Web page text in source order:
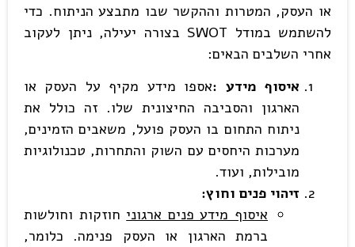
או העסק, המטרות וההקשר שבו מתבצע הניתוח. כדי
להשתמש במודל SWOT בצורה יעילה, ניתן לעקוב
אחרי השלבים הבאים:
איסוף מידע :אספו מידע מקיף על העסק או
הארגון והסביבה החיצונית שלו. זה כולל את
ניתוח התחום בו העסק פועל, משאבים הזמינים,
מערכות היחסים עם השוק והתחרות, טכנולוגיות
מובילות, ועוד.
זיהוי פנים וחוץ:
איסוף מידע פנים ארגוניחוזקות וחולשות
ברמת הארגון או העסק פנימה. כלומר,